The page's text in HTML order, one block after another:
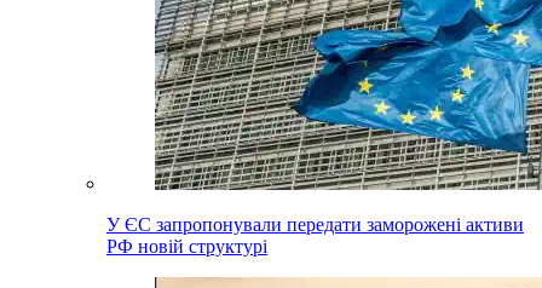
У ЄС запропонували передати заморожені активи
РФ новій структурі